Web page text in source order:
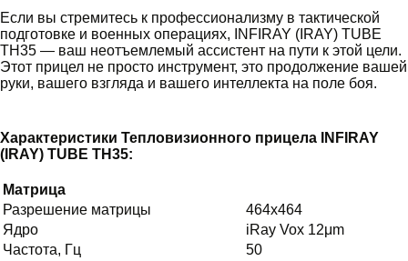
Если вы стремитесь к профессионализму в тактической
подготовке и военных операциях, INFIRAY (IRAY) TUBE
TH35 — ваш неотъемлемый ассистент на пути к этой цели.
Этот прицел не просто инструмент, это продолжение вашей
руки, вашего взгляда и вашего интеллекта на поле боя.
Характеристики Тепловизионного прицела INFIRAY
(IRAY) TUBE TH35:
Матрица
Разрешение матрицы
464x464
Ядро
iRay Vox 12μm
Частота, Гц
50